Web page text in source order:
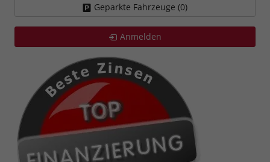
Geparkte Fahrzeuge (0)
Anmelden